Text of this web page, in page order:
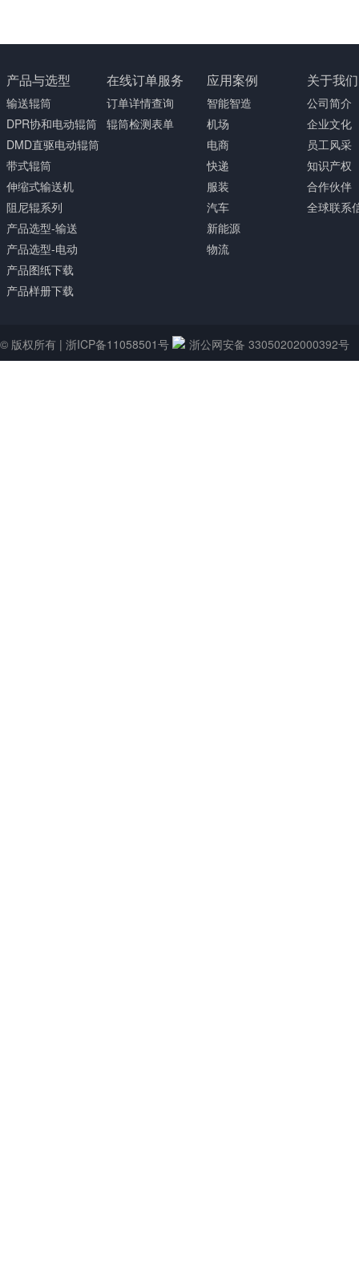
产品与选型
输送辊筒
DPR协和电动辊筒
DMD直驱电动辊筒
带式辊筒
伸缩式输送机
阻尼辊系列
产品选型-输送
产品选型-电动
产品图纸下载
产品样册下载
在线订单服务
订单详情查询
辊筒检测表单
应用案例
智能智造
机场
电商
快递
服装
汽车
新能源
物流
关于我们
公司简介
企业文化
员工风采
知识产权
合作伙伴
全球联系
© 版权所有 | 浙ICP备11058501号 浙公网安备 33050202000392号